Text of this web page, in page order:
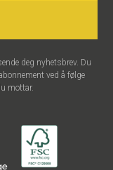
deg nyhetsbrev. Du
ved å følge
mottar.